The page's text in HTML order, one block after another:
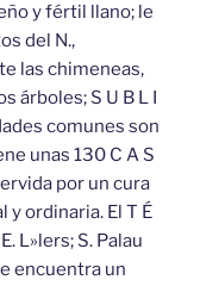
y fértil llano; le
del N.,
las chimeneas,
árboles; S U B L I
comunes son
unas 130 C A S
por un cura
y ordinaria. El T É
L»lers; S. Palau
encuentra un